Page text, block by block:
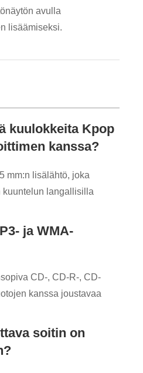
avulla
lisäämiseksi.
kuulokkeita Kpop
kanssa?
mm:n lisälähtö, joka
kuuntelun langallisilla
ja WMA-
CD-, CD-R-, CD-
kanssa joustavaa
soitin on